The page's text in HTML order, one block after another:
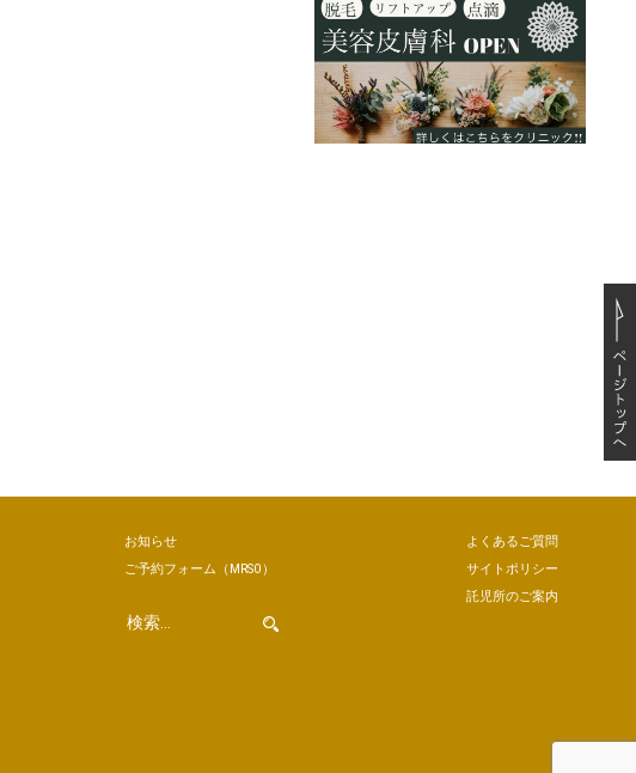
お知らせ
ご予約フォーム （MRSO）
よくあるご質問
サイトポリシー
託児所のご案内